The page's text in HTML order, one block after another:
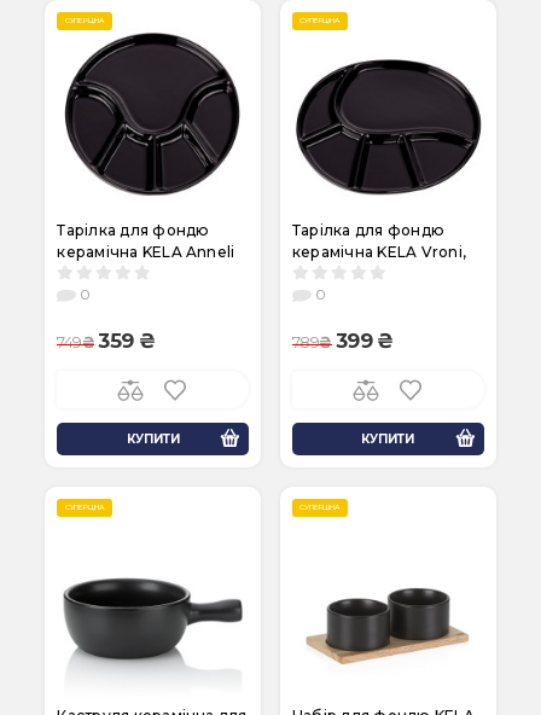
СУПЕРЦІНА
Тарілка для фондю
керамічна KELA Anneli
Ø21,5х2 см, чорна
(67404)
0
749 359
КУПИТИ
СУПЕРЦІНА
Тарілка для фондю
керамічна KELA Vroni,
28х22х2,5 см, чорна
(67405)
0
789 399
КУПИТИ
СУПЕРЦІНА СУПЕРЦІНА